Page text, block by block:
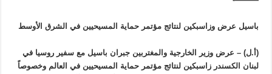
باسيل عرض وزاسبكين لنتائج مؤتمر حماية المسيحيين في الشرق الأوسط
(أ.ل) – عرض وزير الخارجية والمغتربين جبران باسيل مع سفير روسيا في
لبنان الكسندر زاسبكين لنتائج مؤتمر حماية المسيحيين في العالم وخصوصاً